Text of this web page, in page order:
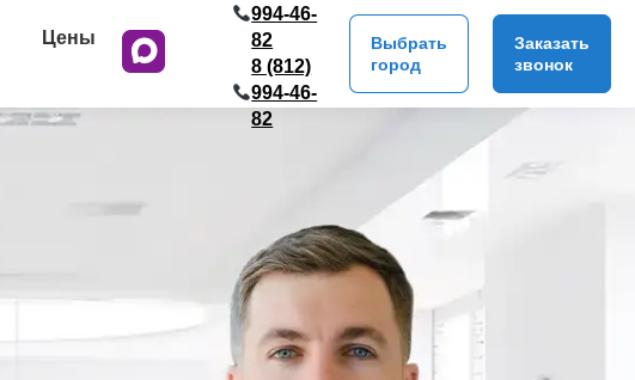
Цены
994-46-
82
8 (812)
994-46-
82
Выбрать
город
Заказать
звонок